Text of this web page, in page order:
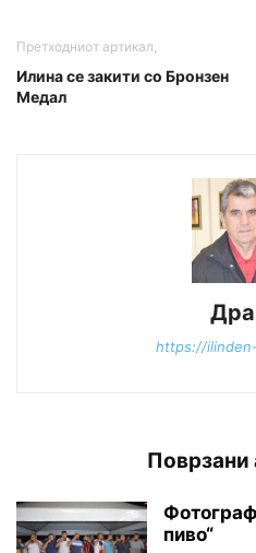
Претходниот артикал,
Илина се закити со Бронзен
Медал
https://
Поврзани
пиво“